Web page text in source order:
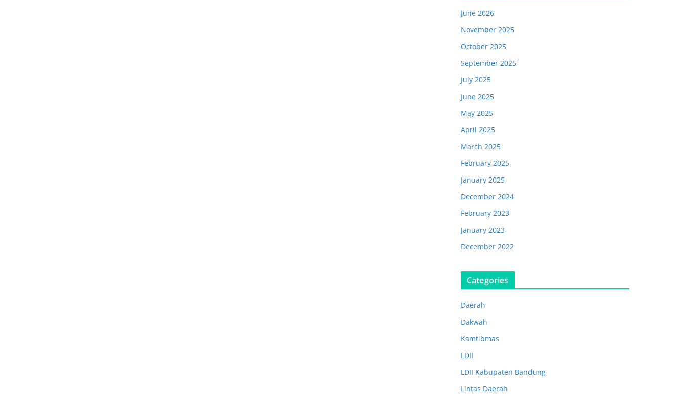
June 2026
November 2025
October 2025
September 2025
July 2025
June 2025
May 2025
April 2025
March 2025
February 2025
January 2025
December 2024
February 2023
January 2023
December 2022
Categories
Daerah
Dakwah
Kamtibmas
LDII
LDII Kabupaten Bandung
Lintas Daerah